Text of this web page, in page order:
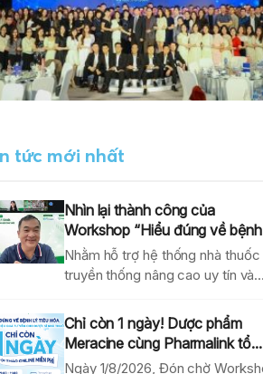
tức mới nhất
Nhìn lại thành công của
Workshop “Hiểu đúng về
Nhằm hỗ trợ hệ thống nhà thuốc
truyền thống nâng cao uy tín và
Chỉ còn 1 ngày! Dược phẩm
Meracine cùng Pharmalink tổ...
Ngày 1/8/2026, Đón chờ